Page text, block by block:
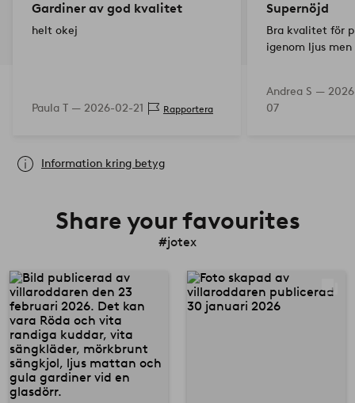
Gardiner av god kvalitet
helt okej
Paula T — 2026-02-21 Rapportera
Supernöjd
Bra kvalitet för
igenom ljus
Andrea S —
07
Information kring betyg
Share your favourites
#jotex